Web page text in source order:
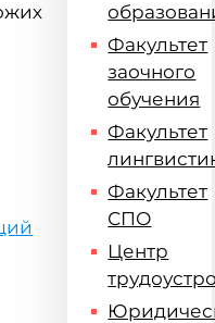
Факультет
заочного
обучения
Факультет
Факультет
СПО
Центр